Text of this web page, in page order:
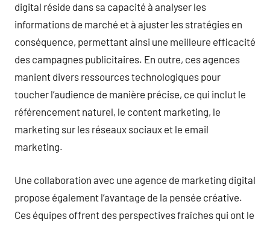
digital réside dans sa capacité à analyser les
informations de marché et à ajuster les stratégies en
conséquence, permettant ainsi une meilleure efficacité
des campagnes publicitaires. En outre, ces agences
manient divers ressources technologiques pour
toucher l’audience de manière précise, ce qui inclut le
référencement naturel, le content marketing, le
marketing sur les réseaux sociaux et le email
marketing.
Une collaboration avec une agence de marketing digital
propose également l’avantage de la pensée créative.
Ces équipes offrent des perspectives fraîches qui ont le